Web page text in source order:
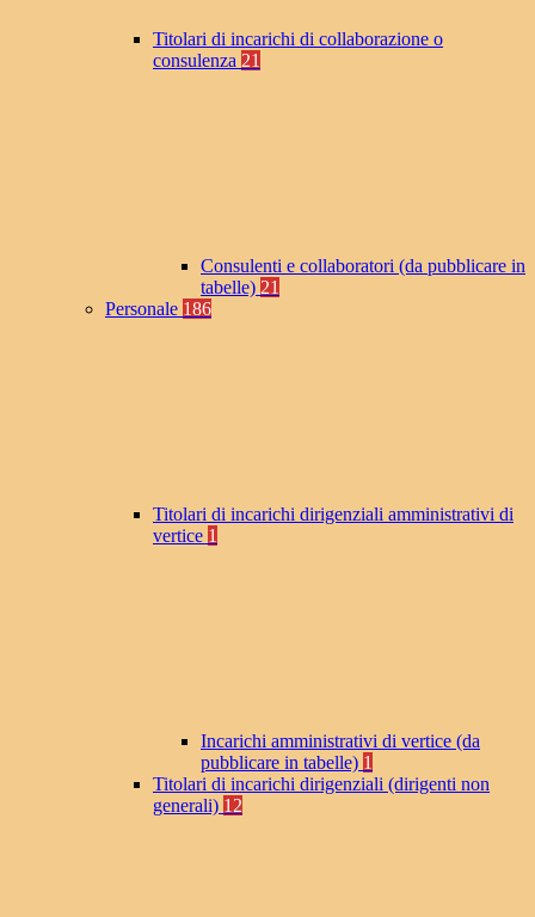
Titolari di incarichi di collaborazione o
consulenza 21
Consulenti e collaboratori (da pubblicare in
tabelle) 21
Personale 186
Titolari di incarichi dirigenziali amministrativi di
vertice 1
Incarichi amministrativi di vertice (da
pubblicare in tabelle) 1
Titolari di incarichi dirigenziali (dirigenti non
generali) 12